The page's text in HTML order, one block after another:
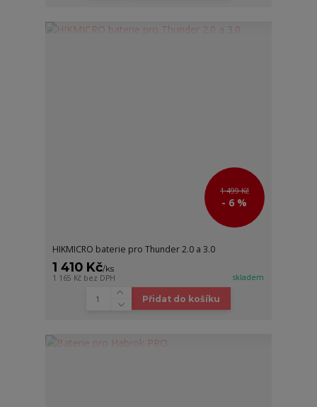
1 499 Kč
- 6 %
HIKMICRO baterie pro Thunder 2.0 a 3.0
1 410 Kč/ks
1 165 Kč bez DPH skladem
Přidat do košíku